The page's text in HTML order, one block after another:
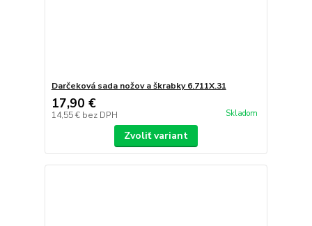
Darčeková sada nožov a škrabky 6.711X.31
17,90 €
14,55 € bez DPH Skladom
Zvoliť variant